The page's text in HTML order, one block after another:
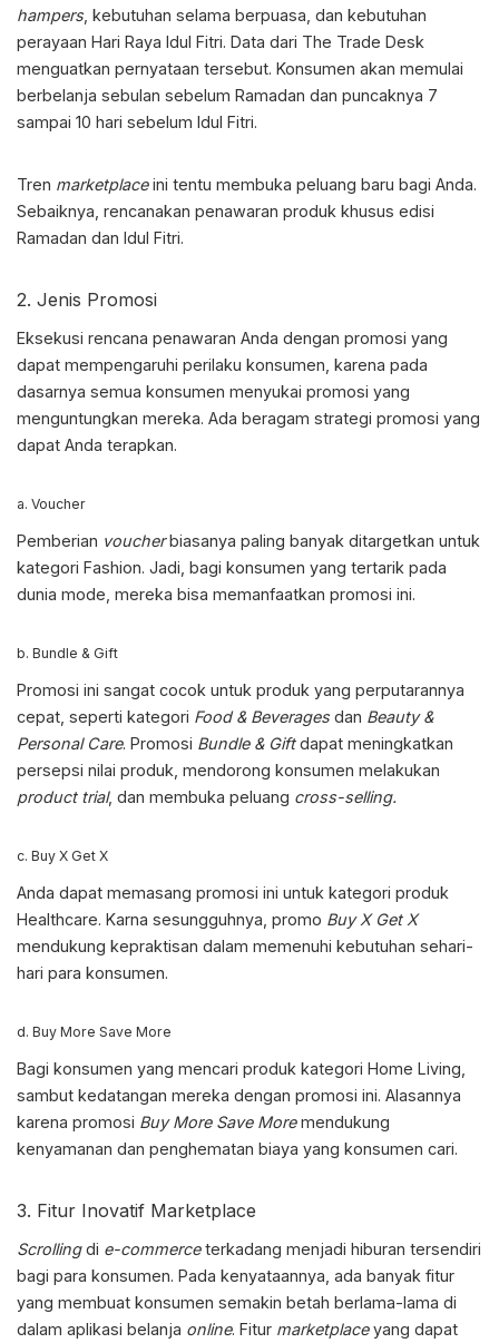
hampers, kebutuhan selama berpuasa, dan kebutuhan
perayaan Hari Raya Idul Fitri. Data dari The Trade Desk
menguatkan pernyataan tersebut. Konsumen akan memulai
berbelanja sebulan sebelum Ramadan dan puncaknya 7
sampai 10 hari sebelum Idul Fitri.
Tren marketplace ini tentu membuka peluang baru bagi Anda.
Sebaiknya, rencanakan penawaran produk khusus edisi
Ramadan dan Idul Fitri.
2. Jenis Promosi
Eksekusi rencana penawaran Anda dengan promosi yang
dapat mempengaruhi perilaku konsumen, karena pada
dasarnya semua konsumen menyukai promosi yang
menguntungkan mereka. Ada beragam strategi promosi yang
dapat Anda terapkan.
a. Voucher
Pemberian voucherbiasanya paling banyak ditargetkan untuk
kategori Fashion. Jadi, bagi konsumen yang tertarik pada
dunia mode, mereka bisa memanfaatkan promosi ini.
b. Bundle & Gift
Promosi ini sangat cocok untuk produk yang perputarannya
cepat, seperti kategori Food & Beveragesdan Beauty &
Personal Care. Promosi Bundle & Giftdapat meningkatkan
persepsi nilai produk, mendorong konsumen melakukan
product trial, dan membuka peluang cross-selling.
c. Buy X Get X
Anda dapat memasang promosi ini untuk kategori produk
Healthcare. Karna sesungguhnya, promo Buy X Get X
mendukung kepraktisan dalam memenuhi kebutuhan sehari-
hari para konsumen.
d. Buy More Save More
Bagi konsumen yang mencari produk kategori Home Living,
sambut kedatangan mereka dengan promosi ini. Alasannya
karena promosi Buy More Save Moremendukung
kenyamanan dan penghematan biaya yang konsumen cari.
3. Fitur Inovatif Marketplace
Scrollingdi e-commerceterkadang menjadi hiburan tersendiri
bagi para konsumen. Pada kenyataannya, ada banyak fitur
yang membuat konsumen semakin betah berlama-lama di
dalam aplikasi belanja online. Fitur marketplaceyang dapat